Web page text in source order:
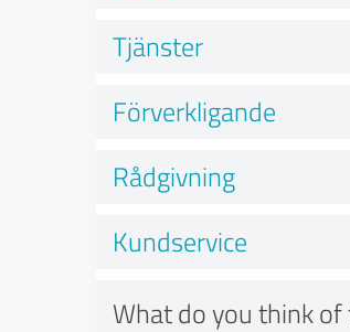
Tjänster
Förverkligande
Rådgivning
Kundservice
What do you think